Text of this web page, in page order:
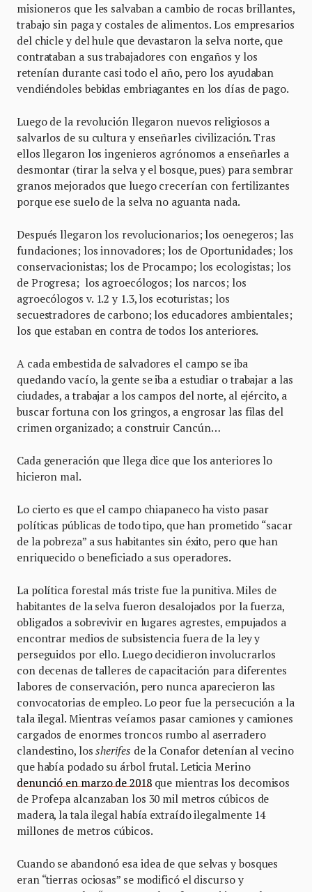
misioneros que les salvaban a cambio de rocas brillantes,
trabajo sin paga y costales de alimentos. Los empresarios
del chicle y del hule que devastaron la selva norte, que
contrataban a sus trabajadores con engaños y los
retenían durante casi todo el año, pero los ayudaban
vendiéndoles bebidas embriagantes en los días de pago.
Luego de la revolución llegaron nuevos religiosos a
salvarlos de su cultura y enseñarles civilización. Tras
ellos llegaron los ingenieros agrónomos a enseñarles a
desmontar (tirar la selva y el bosque, pues) para sembrar
granos mejorados que luego crecerían con fertilizantes
porque ese suelo de la selva no aguanta nada.
Después llegaron los revolucionarios; los oenegeros; las
fundaciones; los innovadores; los de Oportunidades; los
conservacionistas; los de Procampo; los ecologistas; los
de Progresa; los agroecólogos; los narcos; los
agroecólogos v. 1.2 y 1.3, los ecoturistas; los
secuestradores de carbono; los educadores ambientales;
los que estaban en contra de todos los anteriores.
A cada embestida de salvadores el campo se iba
quedando vacío, la gente se iba a estudiar o trabajar a las
ciudades, a trabajar a los campos del norte, al ejército, a
buscar fortuna con los gringos, a engrosar las filas del
crimen organizado; a construir Cancún…
Cada generación que llega dice que los anteriores lo
hicieron mal.
Lo cierto es que el campo chiapaneco ha visto pasar
políticas públicas de todo tipo, que han prometido “sacar
de la pobreza” a sus habitantes sin éxito, pero que han
enriquecido o beneficiado a sus operadores.
La política forestal más triste fue la punitiva. Miles de
habitantes de la selva fueron desalojados por la fuerza,
obligados a sobrevivir en lugares agrestes, empujados a
encontrar medios de subsistencia fuera de la ley y
perseguidos por ello. Luego decidieron involucrarlos
con decenas de talleres de capacitación para diferentes
labores de conservación, pero nunca aparecieron las
convocatorias de empleo. Lo peor fue la persecución a la
tala ilegal. Mientras veíamos pasar camiones y camiones
cargados de enormes troncos rumbo al aserradero
clandestino, lossherifes de la Conafor detenían al vecino
que había podado su árbol frutal. Leticia Merino
denunció en marzo de 2018que mientras los decomisos
de Profepa alcanzaban los 30 mil metros cúbicos de
madera, la tala ilegal había extraído ilegalmente 14
millones de metros cúbicos.
Cuando se abandonó esa idea de que selvas y bosques
eran “tierras ociosas” se modificó el discurso y